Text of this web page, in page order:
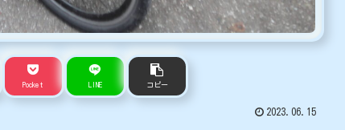
Pocket LINE コピー
2023.06.15